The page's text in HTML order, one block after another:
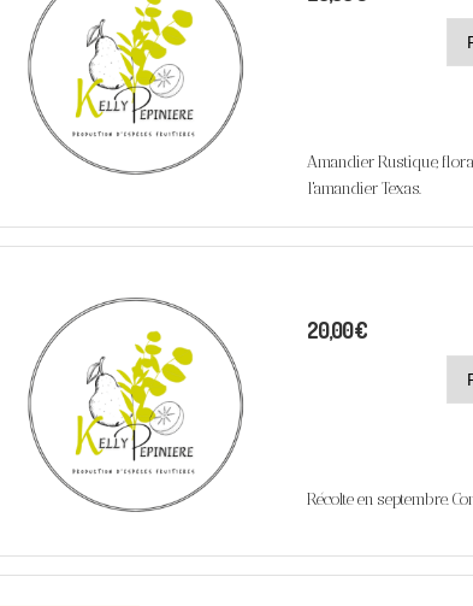
Amandier Rustique,
l'amandier Texas.
Récolte en septembre.
20,00€